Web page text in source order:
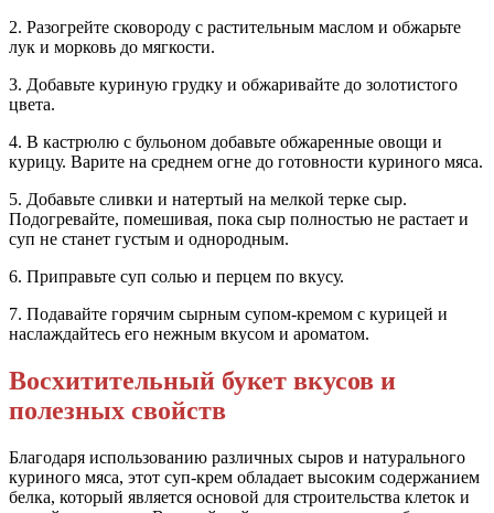
2. Разогрейте сковороду с растительным маслом и обжарьте
лук и морковь до мягкости.
3. Добавьте куриную грудку и обжаривайте до золотистого
цвета.
4. В кастрюлю с бульоном добавьте обжаренные овощи и
курицу. Варите на среднем огне до готовности куриного мяса.
5. Добавьте сливки и натертый на мелкой терке сыр.
Подогревайте, помешивая, пока сыр полностью не растает и
суп не станет густым и однородным.
6. Приправьте суп солью и перцем по вкусу.
7. Подавайте горячим сырным супом-кремом с курицей и
наслаждайтесь его нежным вкусом и ароматом.
Восхитительный букет вкусов и
полезных свойств
Благодаря использованию различных сыров и натурального
куриного мяса, этот суп-крем обладает высоким содержанием
белка, который является основой для строительства клеток и